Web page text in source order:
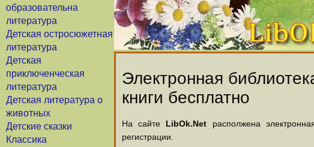
образовательна
литература
Детская остросюжетная
литература
Детская
приключенческая
литература
Детская литература о
животных
Детские сказки
Классика
Электронная
книги бесплатно
На сайте LibOk.Net располжена
регистрации.